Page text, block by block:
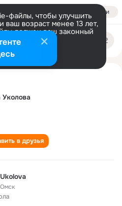
Войти
файлы, чтобы улучшить
ваш возраст менее 13 лет,
должен ваш законный
информации
Уколова
в друзья
Омск